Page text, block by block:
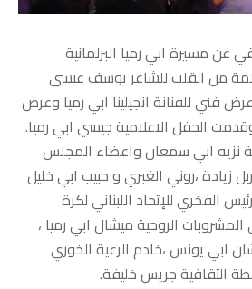
عن مسيرة ابي رميا البرلمانية
من القلب للشاعر يوسف عيسى
فني للفنانة انجيلينا ابي رميا وعرض
الحفل الاعلامية جيسي ابي رميا.
نزيه ابي سمعان واعضاء المجلس
زيادة ،روني الغبري و حبيب ابي خليل
الفخري للإتحاد اللبناني لكرة
الروحية ميشال ابي رميا ،
ابي يونس ،خادم الرعية الخوري
الثقافية جريس خليفة.